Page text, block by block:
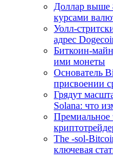
Доллар выше
курсами
Уолл-
адрес
Биткоин-
ими монеты
Основатель
присвоении
Грядут
Solana: что
Премиальное
The -sol-
ключевая